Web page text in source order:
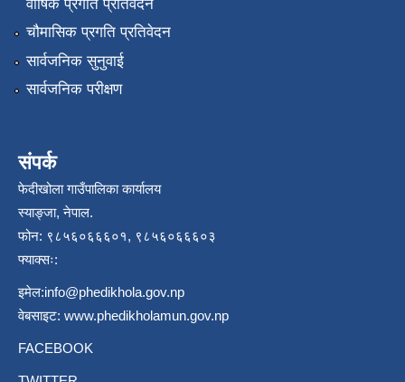
वार्षिक प्रगति प्रतिवेदन
चौमासिक प्रगति प्रतिवेदन
सार्वजनिक सुनुवाई
सार्वजनिक परीक्षण
संपर्क
फेदीखोला गाउँपालिका कार्यालय
स्याङ्जा, नेपाल.
फोन: ९८५६०६६६०१, ९८५६०६६६०३
फ्याक्सः:
इमेल:info@phedikhola.gov.np
वेबसाइट: www.phedikholamun.gov.np
FACEBOOK